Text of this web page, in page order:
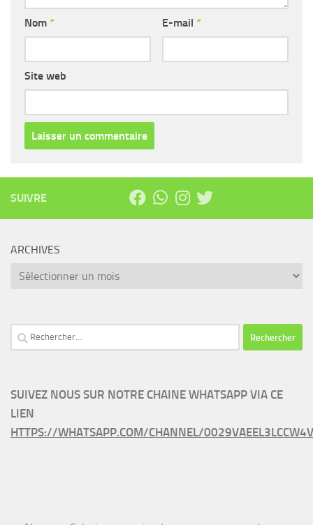
Nom * E-mail *
Site web
SUIVRE
ARCHIVES
Archives
Rechercher :
SUIVEZ NOUS SUR NOTRE CHAINE WHATSAPP VIA CE
LIEN
HTTPS://WHATSAPP.COM/CHANNEL/